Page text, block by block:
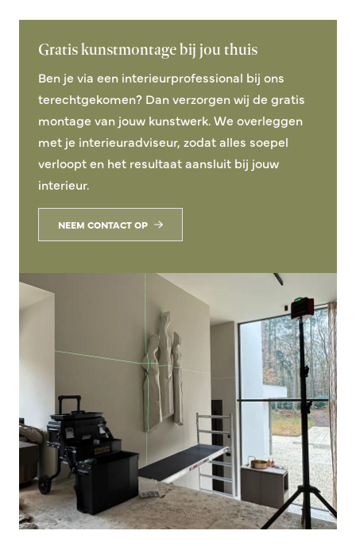
Gratis kunstmontage bij jou thuis
Ben je via een interieurprofessional bij ons
terechtgekomen? Dan verzorgen wij de gratis
montage van jouw kunstwerk. We overleggen
met je interieuradviseur, zodat alles soepel
verloopt en het resultaat aansluit bij jouw
interieur.
NEEM CONTACT OP